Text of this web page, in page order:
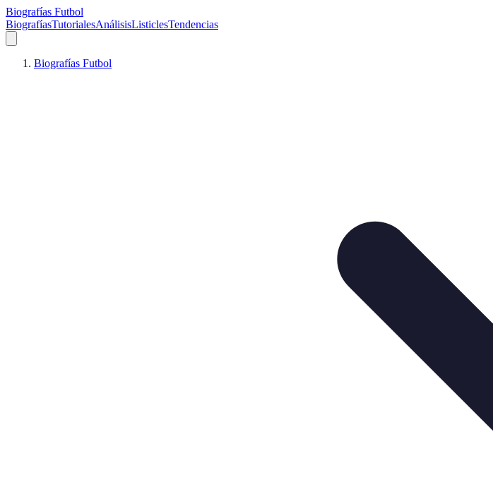
Biografías Futbol
BiografíasTutorialesAnálisisListiclesTendencias
Biografías Futbol